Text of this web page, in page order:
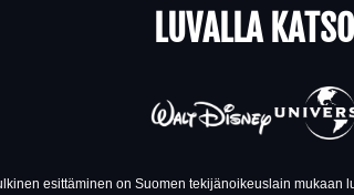
LUVALLA
esittäminen on Suomen tekijänoikeuslain